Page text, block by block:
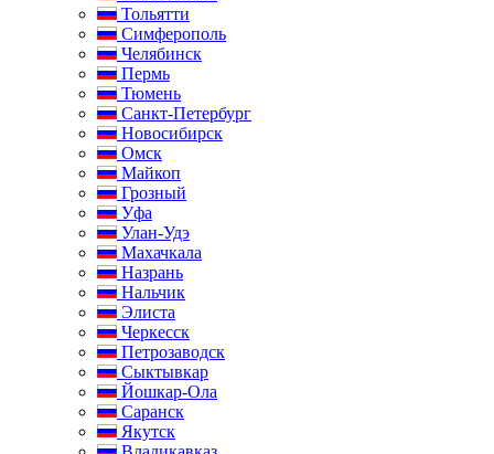
Тольятти
Симферополь
Челябинск
Пермь
Тюмень
Санкт-Петербург
Новосибирск
Омск
Майкоп
Грозный
Уфа
Улан-Удэ
Махачкала
Назрань
Нальчик
Элиста
Черкесск
Петрозаводск
Сыктывкар
Йошкар-Ола
Саранск
Якутск